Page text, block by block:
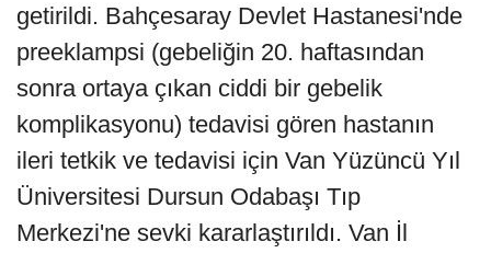
getirildi. Bahçesaray Devlet Hastanesi'nde
preeklampsi (gebeliğin 20. haftasından
sonra ortaya çıkan ciddi bir gebelik
komplikasyonu) tedavisi gören hastanın
ileri tetkik ve tedavisi için Van Yüzüncü Yıl
Üniversitesi Dursun Odabaşı Tıp
Merkezi'ne sevki kararlaştırıldı. Van İl